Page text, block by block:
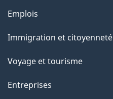
Thèmes
sujets
Emplois
Immigration et citoyenneté
Voyage et tourisme
Entreprises